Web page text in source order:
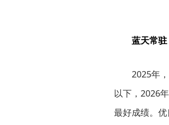
蓝天常
2025年
以下，2026
最好成绩。